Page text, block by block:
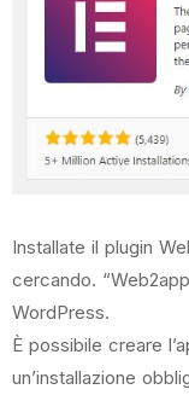
Installate il plugin
cercando.
WordPress.
È possibile creare
un’installazione